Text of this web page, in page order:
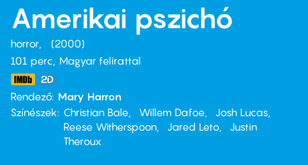
Amerikai pszichó
horror
2000
101 perc,
Magyar felirattal
Rendező Mary Harron
Színészek
Christian Bale Willem Dafoe
Josh Lucas
Reese Witherspoon
Jared Leto
Justin
Theroux